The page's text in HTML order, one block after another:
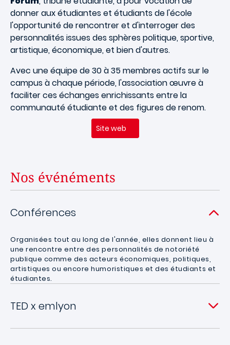
donner aux étudiantes et étudiants de l'école
l'opportunité de rencontrer et d'interroger des
personnalités issues des sphères politique, sportive,
artistique, économique, et bien d'autres.
Avec une équipe de 30 à 35 membres actifs sur le
campus à chaque période, l'association œuvre à
faciliter ces échanges enrichissants entre la
communauté étudiante et des figures de renom.
Site web
Nos événéments
Conférences
Organisées tout au long de l'année, elles donnent lieu à
une rencontre entre des personnalités de notoriété
publique comme des acteurs économiques, politiques,
artistiques ou encore humoristiques et des étudiants et
étudiantes.
TED x emlyon